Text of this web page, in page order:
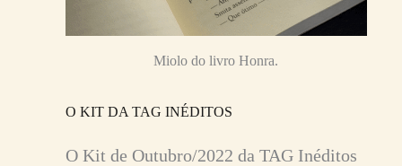
Miolo do livro Honra.
O KIT DA TAG INÉDITOS
O Kit de Outubro/2022 da TAG Inéditos